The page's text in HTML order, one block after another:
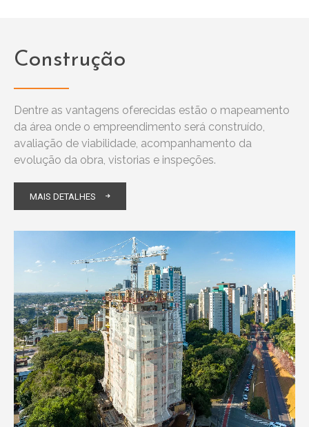
Construção
Dentre as vantagens oferecidas estão o mapeamento
da área onde o empreendimento será construído,
avaliação de viabilidade, acompanhamento da
evolução da obra, vistorias e inspeções.
MAIS DETALHES